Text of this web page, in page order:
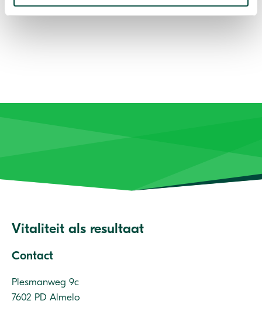
Vitaliteit als resultaat
Contact
Plesmanweg 9c
7602 PD Almelo